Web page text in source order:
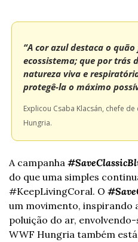
“A cor azul destaca o
ecossistema; que por trás
natureza viva e
protegê-la o máximo
Explicou Csaba Klacsán, chefe
Hungria.
A campanha
do que uma simples
#KeepLivingCoral. O
um movimento, inspirando
poluição do ar,
WWF Hungria também